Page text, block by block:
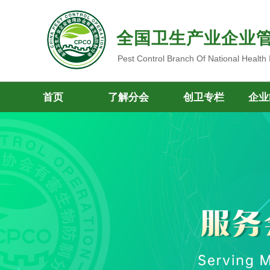
全国卫生产业企业
Pest Control Branch Of National
首页 了解分会 创卫专栏 企